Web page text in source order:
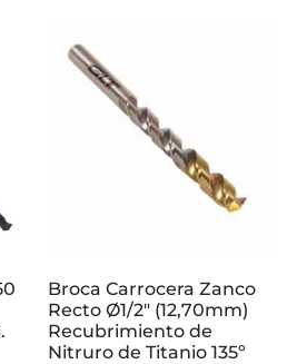
Broca Carrocera Zanco
Recto Ø1/2″ (12,70mm)
Recubrimiento de
Nitruro de Titanio 135º